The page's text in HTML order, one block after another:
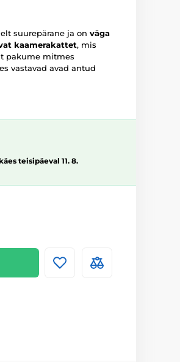
suurepärane ja on väga
kaamerakattet, mis
pakume mitmes
vastavad avad antud
teisipäeval 11. 8.